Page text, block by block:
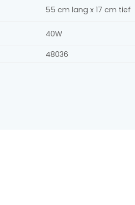
55 cm lang x 17 cm tief
40W
48036